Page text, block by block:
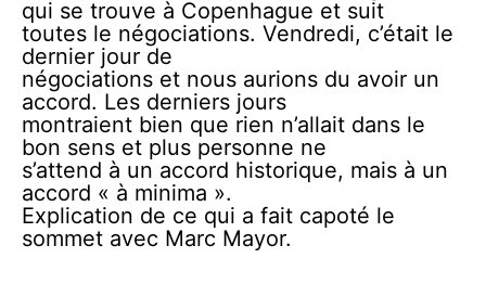
qui se trouve à Copenhague et suit
toutes le négociations. Vendredi, c’était le
dernier jour de
négociations et nous aurions du avoir un
accord. Les derniers jours
montraient bien que rien n’allait dans le
bon sens et plus personne ne
s’attend à un accord historique, mais à un
accord « à minima ».
Explication de ce qui a fait capoté le
sommet avec Marc Mayor.